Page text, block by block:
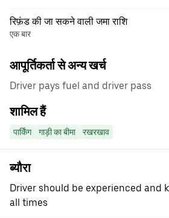
रिफ़ंड की जा सकने वाली जमा राशि
एक बार
आपूर्तिकर्ता से अन्य खर्च
Driver pays fuel and driver pass
शामिल हैं
पार्किंग गाड़ी का बीमा रखरखाव
ब्यौरा
Driver should be experienced and
all times